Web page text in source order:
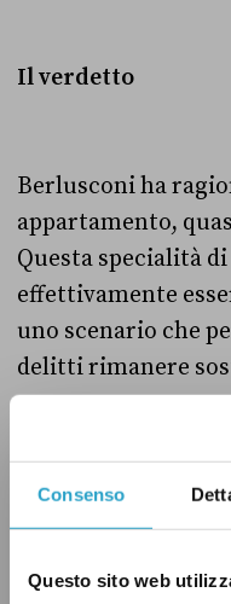
Consenso
Questo sito web
Il verdetto
Berlusconi ha
appartamento,
Questa specialità
effettivamente
uno scenario che
delitti rimanere
stranieri sul
percentuale